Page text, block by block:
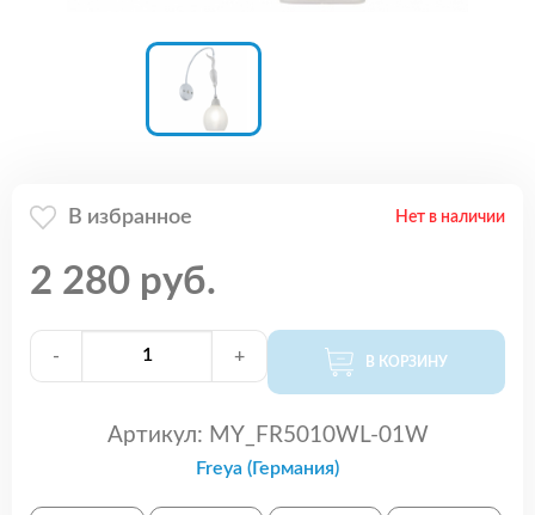
В избранное Нет в наличии
2 280 руб.
- + В КОРЗИНУ
Артикул: MY_FR5010WL-01W
Freya (Германия)